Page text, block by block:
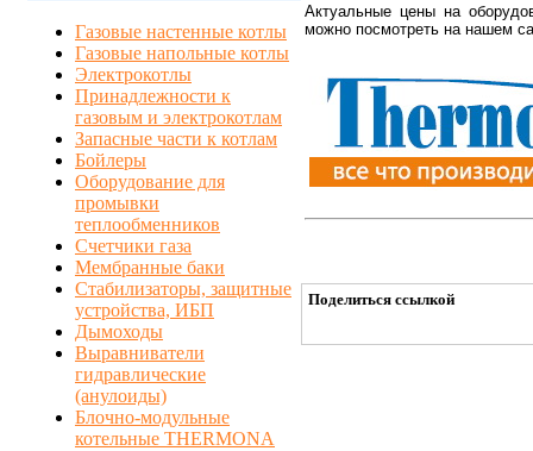
Газовые настенные котлы
Газовые напольные котлы
Электрокотлы
Принадлежности к
газовым и электрокотлам
Запасные части к котлам
Бойлеры
Оборудование для
промывки
теплообменников
Счетчики газа
Мембранные баки
Стабилизаторы, защитные
устройства, ИБП
Дымоходы
Выравниватели
гидравлические
(анулоиды)
Блочно-модульные
котельные THERMONA
Актуальные цены на
можно посмотреть на нашем
Поделиться ссылкой